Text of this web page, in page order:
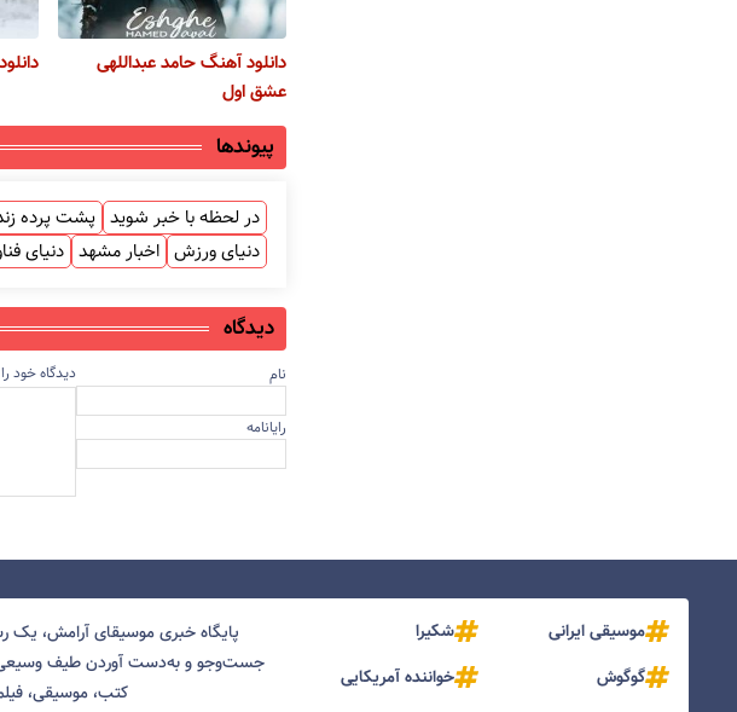
دانلود آهنگ حامد عبداللهی
عشق اول
پیوندها
در لحظه با خبر شوید پشت پرده
دنیای ورزش اخبار مشهد دنیای
دیدگاه
نام
رایانامه
دیدگاه خود
موسیقی ایرانی
شکیرا
گوگوش
خواننده آمریکایی
پایگاه خبری موسیقای آرامش، یک
جست‌و‌جو و به‌دست آوردن طیف وسیعی از
کتب، موسیقی،